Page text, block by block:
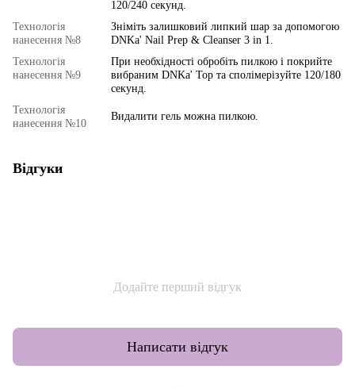
120/240 секунд.
Технологія
нанесення №8
Зніміть залишковий липкий шар за допомогою
DNKa' Nail Prep & Cleanser 3 in 1.
Технологія
нанесення №9
При необхідності обробіть пилкою і покрийте
вибраним DNKa' Top та сполімерізуйте 120/180
секунд.
Технологія
нанесення №10
Видалити гель можна пилкою.
Відгуки
Додайте перший відгук
Написати відгук